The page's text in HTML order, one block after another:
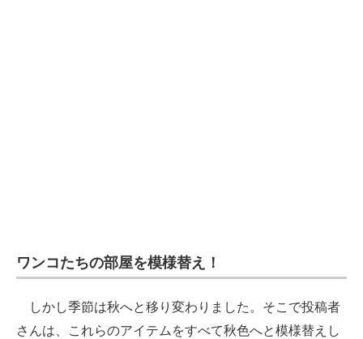
ワンコたちの部屋を模様替え！
しかし季節は秋へと移り変わりました。そこで投稿者
さんは、これらのアイテムをすべて秋色へと模様替えし